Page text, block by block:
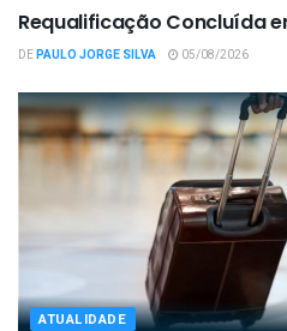
Requalificação Concluída
DEPAULO JORGE SILVA 05/08/2026
ATUALIDADE